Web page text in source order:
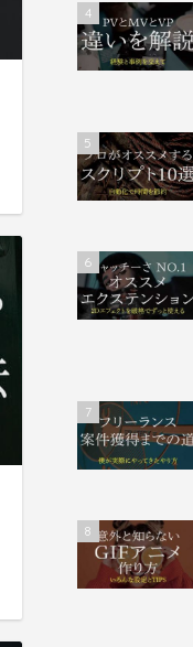
4
5
6
7
8